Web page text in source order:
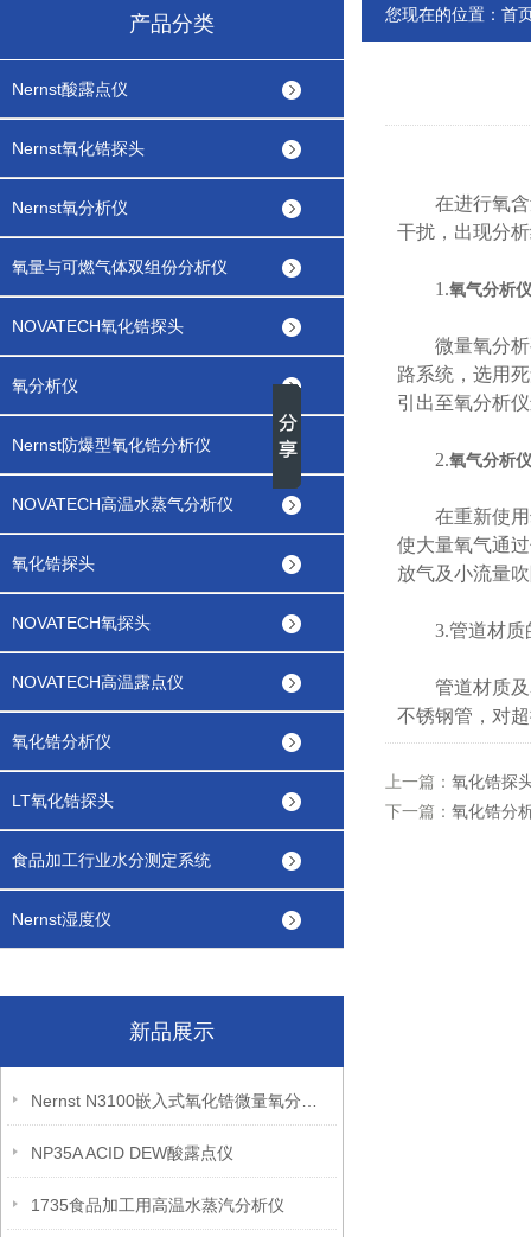
产品分类
Nernst酸露点仪
Nernst氧化锆探头
Nernst氧分析仪
氧量与可燃气体双组份分析仪
NOVATECH氧化锆探头
氧分析仪
Nernst防爆型氧化锆分析仪
NOVATECH高温水蒸气分析仪
氧化锆探头
NOVATECH氧探头
NOVATECH高温露点仪
氧化锆分析仪
LT氧化锆探头
食品加工行业水分测定系统
Nernst湿度仪
新品展示
NP35A ACID DEW酸露点仪
1735食品加工用高温水蒸汽分析仪
您现在的位置： 首
在进行氧含量
干扰，出现分
1.氧气分析仪
微量氧分析要
路系统，选用
引出至氧分析
2.氧气分析仪
在重新使用
使大量氧气通
放气及小流量
3.管道材质
管道材质及表
不锈钢管，对
上一篇： 氧化锆探
下一篇： 氧化锆分